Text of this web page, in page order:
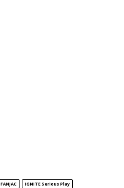
FANJAC
IGNITE Serious Play